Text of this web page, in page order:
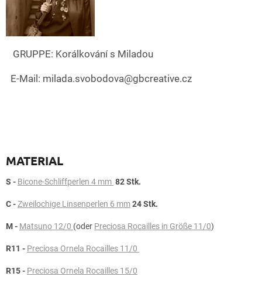
GRUPPE: Korálkování s Miladou
E-Mail: milada.svobodova@gbcreative.cz
MATERIAL
S - Bicone-Schliffperlen 4 mm 82 Stk.
C -Zweilochige Linsenperlen 6 mm24 Stk.
M - Matsuno 12/0 (oder Preciosa Rocailles in Größe 11/0)
R11 - Preciosa Ornela Rocailles 11/0
R15 - Preciosa Ornela Rocailles 15/0